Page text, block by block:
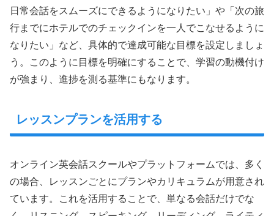
日常会話をスムーズにできるようになりたい」や「次の旅
行までにホテルでのチェックインを一人でこなせるように
なりたい」など、具体的で達成可能な目標を設定しましょ
う。このように目標を明確にすることで、学習の動機付け
が強まり、進捗を測る基準にもなります。
レッスンプランを活用する
オンライン英会話スクールやプラットフォームでは、多く
の場合、レッスンごとにプランやカリキュラムが用意され
ています。これを活用することで、単なる会話だけでな